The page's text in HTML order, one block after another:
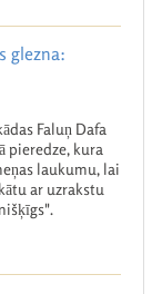
glezna:
Faluņ Dafa
pieredze, kura
laukumu, lai
ar uzrakstu